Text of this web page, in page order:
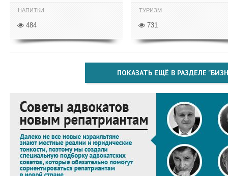
НАПИТКИ
484
ТУРИЗМ
731
ПОКАЗАТЬ ЕЩЁ В РАЗДЕЛЕ